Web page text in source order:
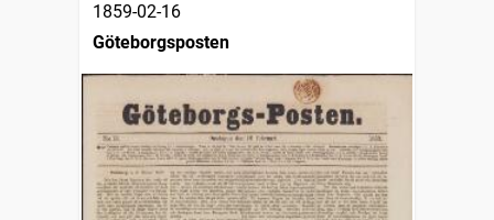
1859-02-16
Göteborgsposten